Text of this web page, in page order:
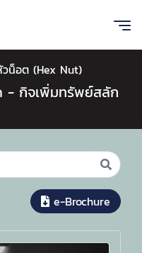
วน็อต (Hex Nut)
- กิจเพิ่มทรัพย์สลัก
e-Brochure